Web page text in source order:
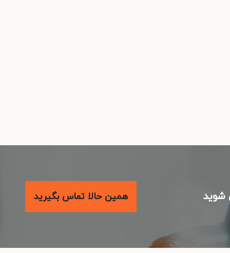
همین حالا تماس بگیرید